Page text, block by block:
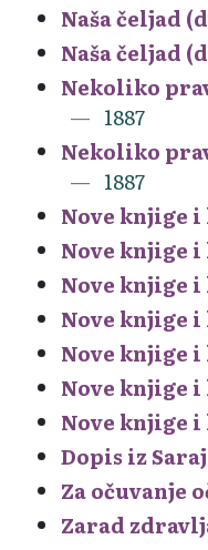
Naša čeljad
Naša čeljad
Nekoliko
1887
Nekoliko
1887
Nove knjige
Nove knjige
Nove knjige
Nove knjige
Nove knjige
Nove knjige
Nove knjige
Dopis iz
Za očuvanje
Zarad